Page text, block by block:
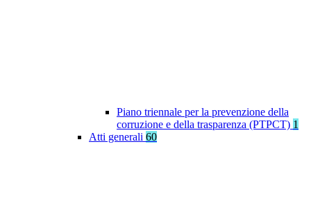
Piano triennale per la prevenzione della
corruzione e della trasparenza (PTPCT) 1
Atti generali 60